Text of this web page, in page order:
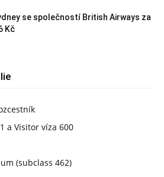
se společností British Airways za
Kč
a Visitor víza 600
(subclass 462)